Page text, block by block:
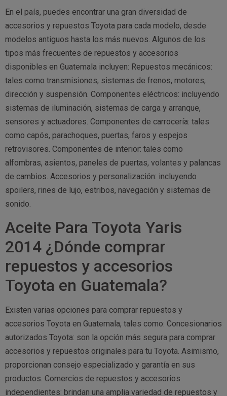
En el país, puedes encontrar una gran diversidad de
accesorios y repuestos Toyota para cada modelo, desde
modelos antiguos hasta los más nuevos. Algunos de los
tipos más frecuentes de repuestos y accesorios
disponibles en Guatemala incluyen: Repuestos mecánicos:
tales como transmisiones, sistemas de frenos, motores,
dirección y suspensión. Componentes eléctricos: incluyendo
sistemas de iluminación, sistemas de carga y arranque,
sensores y actuadores. Componentes de carrocería: tales
como capós, parachoques, puertas, faros y espejos
retrovisores. Componentes de interior: tales como
alfombras, asientos, paneles de puertas, volantes y palancas
de cambios. Accesorios y personalización: incluyendo
spoilers, rines de lujo, estribos, navegación y sistemas de
sonido.
Aceite Para Toyota Yaris
2014 ¿Dónde comprar
repuestos y accesorios
Toyota en Guatemala?
Existen varias opciones para comprar repuestos y
accesorios Toyota en Guatemala, tales como: Concesionarios
autorizados Toyota: son la opción más segura para comprar
accesorios y repuestos originales para tu Toyota. Asimismo,
proporcionan consejo especializado y garantía en sus
productos. Comercios de repuestos y accesorios
independientes: brindan una amplia variedad de repuestos y